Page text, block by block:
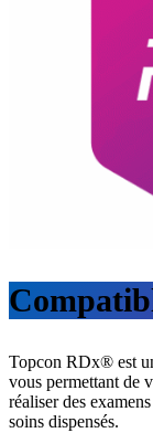
Topcon RDx® est
vous permettant de
réaliser des
soins dispensés.